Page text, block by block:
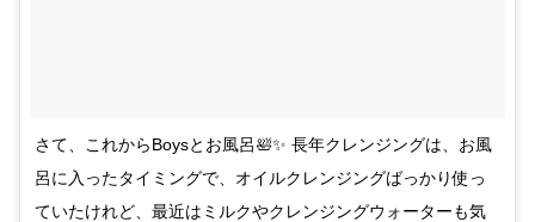
さて、これからBoysとお風呂🛀✨ 長年クレンジングは、お風
呂に入ったタイミングで、オイルクレンジングばっかり使っ
ていたけれど、最近はミルクやクレンジングウォーターも気